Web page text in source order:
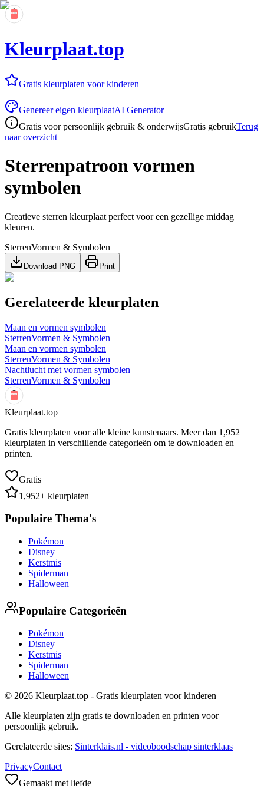
Kleurplaat.top
Gratis kleurplaten voor kinderen
Genereer eigen kleurplaatAI Generator
Gratis voor persoonlijk gebruik & onderwijsGratis gebruikTerug
naar overzicht
Sterrenpatroon vormen
symbolen
Creatieve sterren kleurplaat perfect voor een gezellige middag
kleuren.
SterrenVormen & Symbolen
Download PNG Print
Gerelateerde kleurplaten
Maan en vormen symbolen
SterrenVormen & Symbolen
Maan en vormen symbolen
SterrenVormen & Symbolen
Nachtlucht met vormen symbolen
SterrenVormen & Symbolen
Kleurplaat.top
Gratis kleurplaten voor alle kleine kunstenaars. Meer dan 1,952
kleurplaten in verschillende categorieën om te downloaden en
printen.
Gratis
1,952+ kleurplaten
Populaire Thema's
Pokémon
Disney
Kerstmis
Spiderman
Halloween
Populaire Categorieën
Pokémon
Disney
Kerstmis
Spiderman
Halloween
© 2026 Kleurplaat.top - Gratis kleurplaten voor kinderen
Alle kleurplaten zijn gratis te downloaden en printen voor
persoonlijk gebruik.
Gerelateerde sites: Sinterklais.nl - videoboodschap sinterklaas
PrivacyContact
Gemaakt met liefde